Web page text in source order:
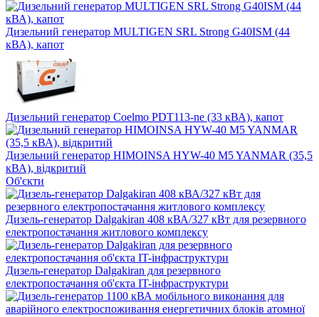
Дизельний генератор MULTIGEN SRL Strong G40ISM (44
кВА), капот
Дизельний генератор Coelmo PDT113-ne (33 кВА), капот
Дизельний генератор HIMOINSA HYW-40 M5 YANMAR (35,5
кВА), відкритий
Об'єкти
Дизель-генератор Dalgakiran 408 кВА/327 кВт для резервного
електропостачання житлового комплексу
Дизель-генератор Dalgakiran для резервного
електропостачання об'єкта IT-інфраструктури